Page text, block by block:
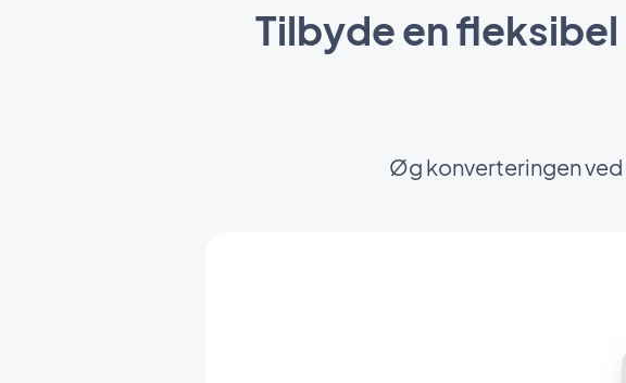
Tilbyde en
Øg konverteringen